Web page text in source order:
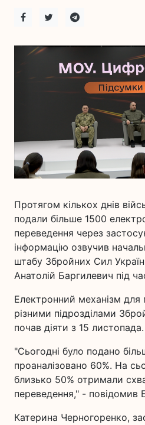
Протягом кількох днів
подали більше 1500
переведення через
інформацію озвучив
штабу Збройних Сил
Анатолій Баргилевич під
Електронний механізм для
різними підрозділами
почав діяти з 15 листопада.
"Сьогодні було подано
проаналізовано 60%. На
близько 50% отримали
переведення," - повідомив
Катерина Черногоренко,